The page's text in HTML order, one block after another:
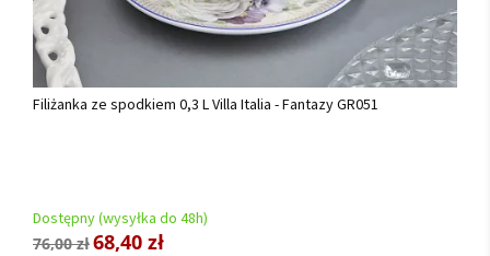
Filiżanka ze spodkiem 0,3 L Villa Italia - Fantazy GR051
Dostępny (wysyłka do 48h)
76,00 zł68,40 zł